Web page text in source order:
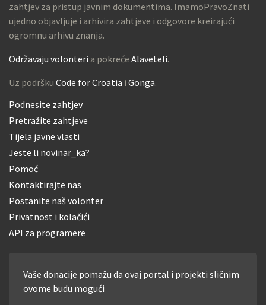
zahtjev za pristup javnim dokumentima. ImamoPravoZnati
ujedno objavljuje i arhivira zahtjeve i odgovore kreirajući
ogromnu arhivu znanja.
Održavaju volonteri a pokreće Alaveteli.
Uz podršku Code for Croatia i Gonga.
Podnesite zahtjev
Pretražite zahtjeve
Tijela javne vlasti
Jeste li novinar_ka?
Pomoć
Kontaktirajte nas
Postanite naš volonter
Privatnost i kolačići
API za programere
Vaše donacije pomažu da ovaj portal i projekti sličnim
ovome budu mogući